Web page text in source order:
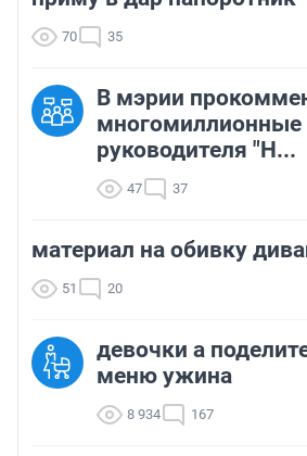
70 35
В мэрии
многомиллионные
руководителя "Н...
47 37
материал на обивку
51 20
девочки а
меню ужина
8 934 167